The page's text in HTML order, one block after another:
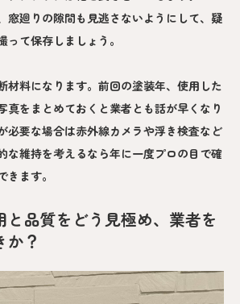
窓廻りの隙間も見逃さないようにして、疑
て保存しましょう。
材料になります。前回の塗装年、使用した
真をまとめておくと業者とも話が早くなり
必要な場合は赤外線カメラや浮き検査など
な維持を考えるなら年に一度プロの目で確
ます。
と品質をどう見極め、業者を
か？